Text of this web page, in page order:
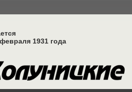
1931 года